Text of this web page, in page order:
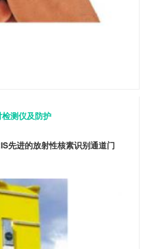
检测仪及防护
先进的放射性核素识别通道门